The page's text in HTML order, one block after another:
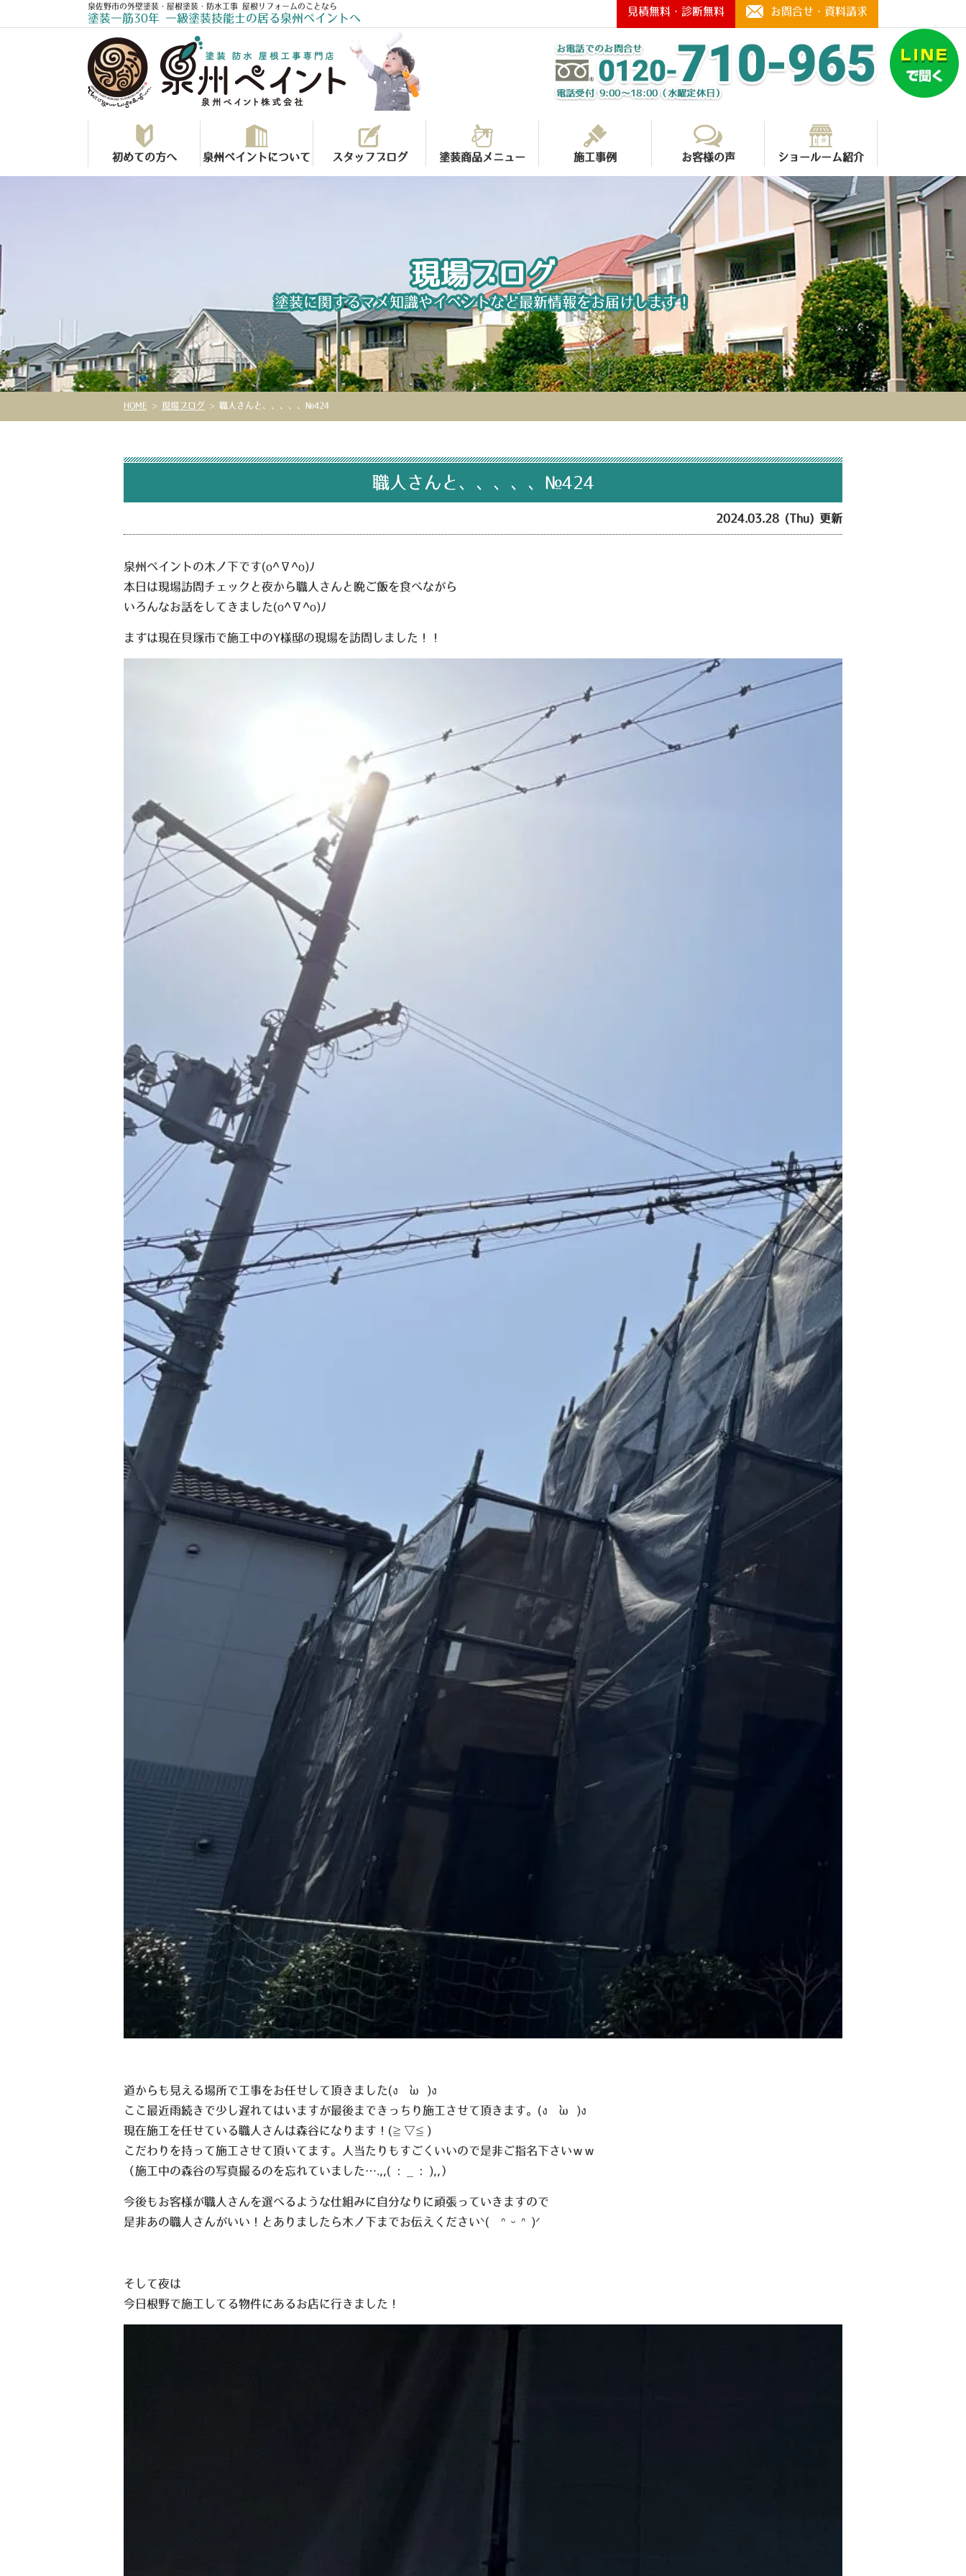
泉佐野市の外壁塗装・屋根塗装・防水工事 屋根リフォームのことなら
塗装一筋30年 一級塗装技能士の居る泉州ペイントへ
見積無料・診断無料 お問合せ・資料請求
初めての方へ 泉州ペイントについて スタッフブログ 塗装商品メニュー 施工事例 お客様の声 ショールーム紹介
現場ブログ
塗装に関するマメ知識やイベントなど最新情報をお届けします！
HOME > 現場ブログ > 職人さんと、、、、、№424
職人さんと、、、、、№424
2024.03.28 (Thu) 更新
泉州ペイントの木ノ下です(o^∇^o)ﾉ
本日は現場訪問チェックと夜から職人さんと晩ご飯を食べながら
いろんなお話をしてきました(o^∇^o)ﾉ
まずは現在貝塚市で施工中のY様邸の現場を訪問しました！！
道からも見える場所で工事をお任せして頂きました(ง •̀ω•́)ง
ここ最近雨続きで少し遅れてはいますが最後まできっちり施工させて頂きます。 (ง •̀ω•́)ง
現在施工を任せている職人さんは森谷になります！ (≧▽≦)
こだわりを持って施工させて頂いてます。人当たりもすごくいいので是非ご指名下さいｗｗ
（施工中の森谷の写真撮るのを忘れていました….
,,( : _ : ),, ）
今後もお客様が職人さんを選べるような仕組みに自分なりに頑張っていきますので
是非あの職人さんがいい！とありましたら木ノ下までお伝えくださいᐠ( ᐢ ᵕ ᐢ )ᐟ
そして夜は
今日根野で施工してる物件にあるお店に行きました！